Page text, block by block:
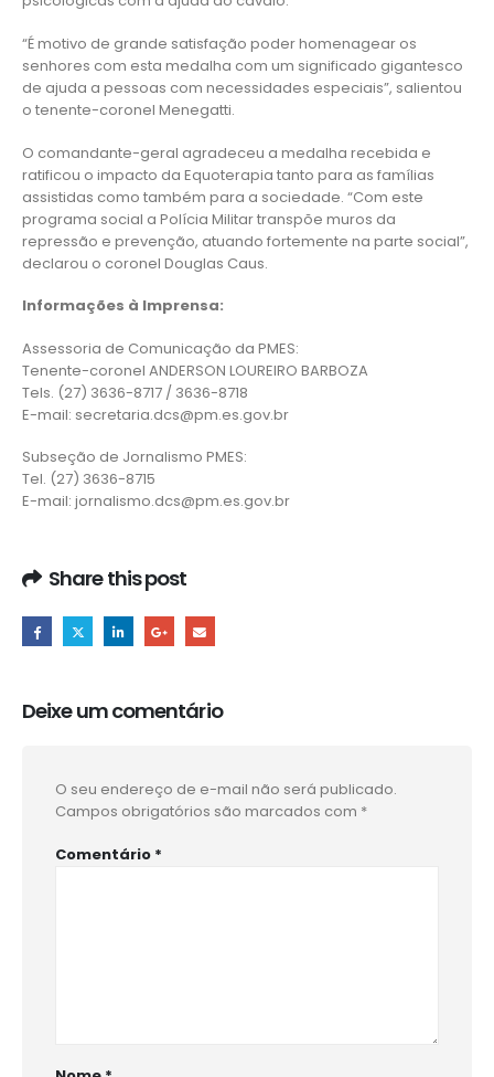
“É motivo de grande satisfação poder homenagear os
senhores com esta medalha com um significado gigantesco
de ajuda a pessoas com necessidades especiais”, salientou
o tenente-coronel Menegatti.
O comandante-geral agradeceu a medalha recebida e
ratificou o impacto da Equoterapia tanto para as famílias
assistidas como também para a sociedade. “Com este
programa social a Polícia Militar transpõe muros da
repressão e prevenção, atuando fortemente na parte social”,
declarou o coronel Douglas Caus.
Informações à Imprensa:
Assessoria de Comunicação da PMES:
Tenente-coronel ANDERSON LOUREIRO BARBOZA
Tels. (27) 3636-8717 / 3636-8718
E-mail: secretaria.dcs@pm.es.gov.br
Subseção de Jornalismo PMES:
Tel. (27) 3636-8715
E-mail: jornalismo.dcs@pm.es.gov.br
Share this post
Deixe um comentário
O seu endereço de e-mail não será publicado.
Campos obrigatórios são marcados com *
Comentário *